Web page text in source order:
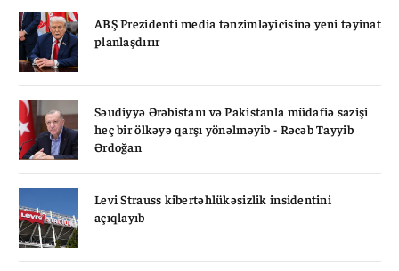
ABŞ Prezidenti media tənzimləyicisinə yeni təyinat
planlaşdırır
Səudiyyə Ərəbistanı və Pakistanla müdafiə sazişi
heç bir ölkəyə qarşı yönəlməyib - Rəcəb Tayyib
Ərdoğan
Levi Strauss kibertəhlükəsizlik insidentini
açıqlayıb